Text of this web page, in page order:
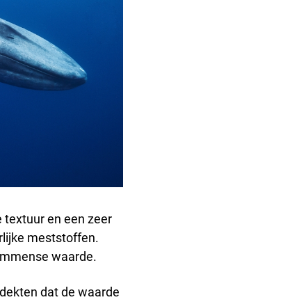
en een zeer
meststoffen.
waarde.
dat de waarde